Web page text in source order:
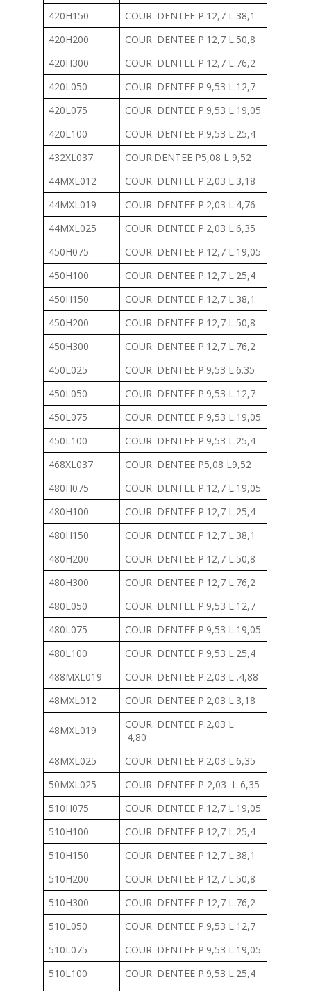
420H150
COUR. DENTEE P.12,7 L.38,1
420H200
COUR. DENTEE P.12,7 L.50,8
420H300
COUR. DENTEE P.12,7 L.76,2
420L050
COUR. DENTEE P.9,53 L.12,7
420L075
COUR. DENTEE P.9,53 L.19,05
420L100
COUR. DENTEE P.9,53 L.25,4
432XL037
COUR.DENTEE P5,08 L 9,52
44MXL012
COUR. DENTEE P.2,03 L.3,18
44MXL019
COUR. DENTEE P.2,03 L.4,76
44MXL025
COUR. DENTEE P.2,03 L.6,35
450H075
COUR. DENTEE P.12,7 L.19,05
450H100
COUR. DENTEE P.12,7 L.25,4
450H150
COUR. DENTEE P.12,7 L.38,1
450H200
COUR. DENTEE P.12,7 L.50,8
450H300
COUR. DENTEE P.12,7 L.76,2
450L025
COUR. DENTEE P.9,53 L.6.35
450L050
COUR. DENTEE P.9,53 L.12,7
450L075
COUR. DENTEE P.9,53 L.19,05
450L100
COUR. DENTEE P.9,53 L.25,4
468XL037
COUR. DENTEE P5,08 L9,52
480H075
COUR. DENTEE P.12,7 L.19,05
480H100
COUR. DENTEE P.12,7 L.25,4
480H150
COUR. DENTEE P.12,7 L.38,1
480H200
COUR. DENTEE P.12,7 L.50,8
480H300
COUR. DENTEE P.12,7 L.76,2
480L050
COUR. DENTEE P.9,53 L.12,7
480L075
COUR. DENTEE P.9,53 L.19,05
480L100
COUR. DENTEE P.9,53 L.25,4
488MXL019
COUR. DENTEE P.2,03 L .4,88
48MXL012
COUR. DENTEE P.2,03 L.3,18
48MXL019
COUR. DENTEE P.2,03 L
.4,80
48MXL025
COUR. DENTEE P.2,03 L.6,35
50MXL025
COUR. DENTEE P 2,03 L 6,35
510H075
COUR. DENTEE P.12,7 L.19,05
510H100
COUR. DENTEE P.12,7 L.25,4
510H150
COUR. DENTEE P.12,7 L.38,1
510H200
COUR. DENTEE P.12,7 L.50,8
510H300
COUR. DENTEE P.12,7 L.76,2
510L050
COUR. DENTEE P.9,53 L.12,7
510L075
COUR. DENTEE P.9,53 L.19,05
510L100
COUR. DENTEE P.9,53 L.25,4